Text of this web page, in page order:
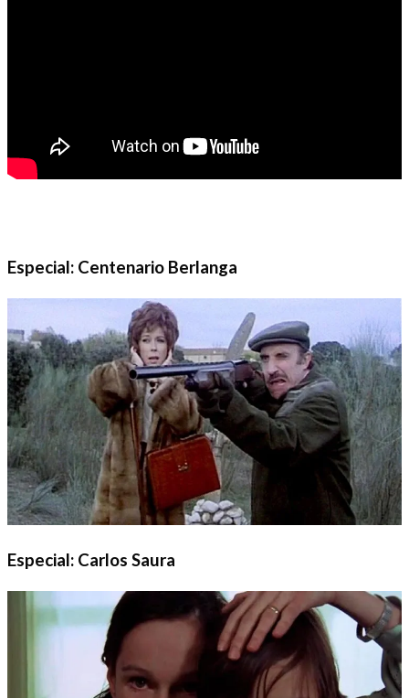
Especial: Centenario Berlanga
Especial: Carlos Saura